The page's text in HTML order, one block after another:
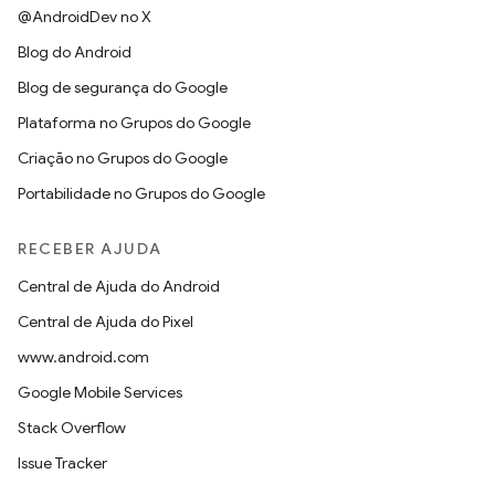
@AndroidDev no X
Blog do Android
Blog de segurança do Google
Plataforma no Grupos do Google
Criação no Grupos do Google
Portabilidade no Grupos do Google
RECEBER AJUDA
Central de Ajuda do Android
Central de Ajuda do Pixel
www.android.com
Google Mobile Services
Stack Overflow
Issue Tracker